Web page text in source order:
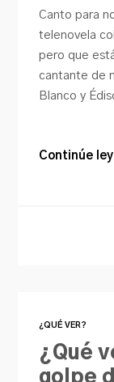
Canto para
telenovela
pero que
cantante de
Blanco y
Continúe
¿QUÉ VER?
¿Qué
golpe